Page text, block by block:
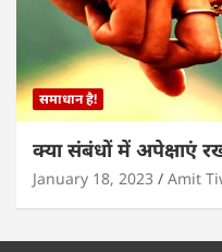
समाधान है!
क्या संबंधों में अपेक्षाएं
January 18, 2023 Amit